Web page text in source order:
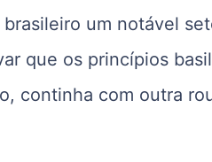
um notável
que os princípios
continha com outra